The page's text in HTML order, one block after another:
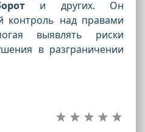
и других. Он
контроль над правами
выявлять риски
в разграничении